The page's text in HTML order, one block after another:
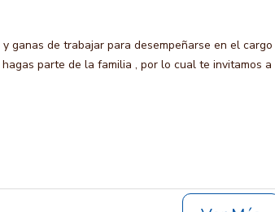
ganas de trabajar para desempeñarse en el cargo
hagas parte de la familia , por lo cual te invitamos a